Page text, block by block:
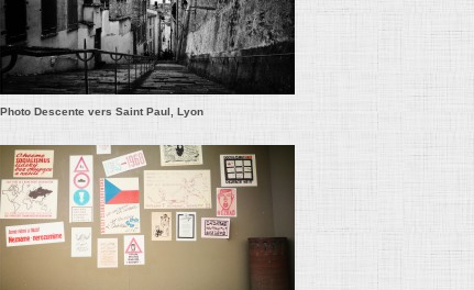
Photo Descente vers Saint Paul, Lyon